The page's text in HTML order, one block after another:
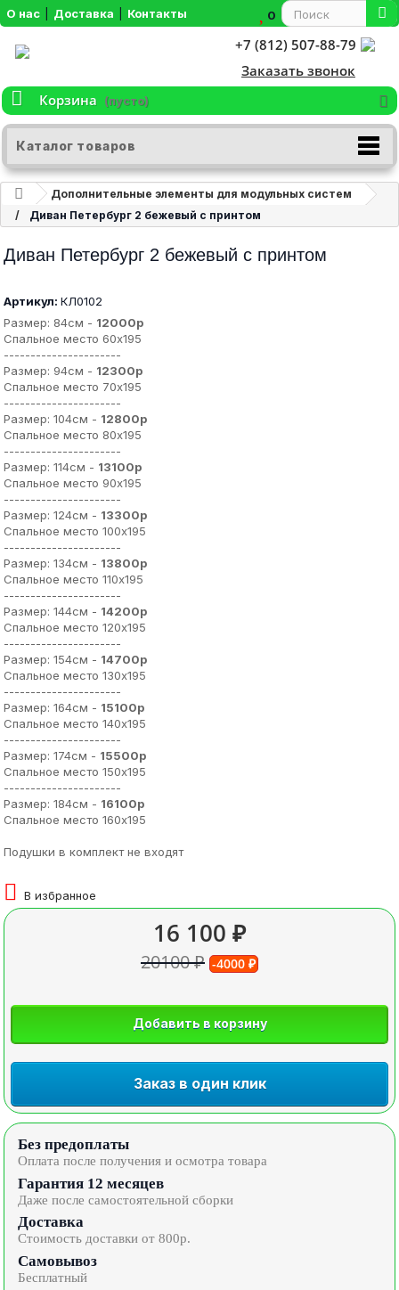
О нас Доставка Контакты 0
+7 (812) 507-88-79
Заказать звонок
Корзина
(пусто)
Каталог товаров
Дополнительные элементы для модульных систем
Диван Петербург 2 бежевый с принтом
Диван Петербург 2 бежевый с принтом
Артикул: КЛ0102
Размер: 84см - 12000р
Спальное место 60х195
----------------------
Размер: 94см - 12300р
Спальное место 70х195
----------------------
Размер: 104см - 12800р
Спальное место 80х195
----------------------
Размер: 114см - 13100р
Спальное место 90х195
----------------------
Размер: 124см - 13300р
Спальное место 100х195
----------------------
Размер: 134см - 13800р
Спальное место 110х195
----------------------
Размер: 144см - 14200р
Спальное место 120х195
----------------------
Размер: 154см - 14700р
Спальное место 130х195
----------------------
Размер: 164см - 15100р
Спальное место 140х195
----------------------
Размер: 174см - 15500р
Спальное место 150х195
----------------------
Размер: 184см - 16100р
Спальное место 160х195
Подушки в комплект не входят
В избранное
16 100 ₽
20100 ₽ -4000 ₽
Добавить в корзину
Заказ в один клик
Без предоплаты
Оплата после получения и осмотра товара
Гарантия 12 месяцев
Даже после самостоятельной сборки
Доставка
Стоимость доставки от 800р.
Самовывоз
Бесплатный